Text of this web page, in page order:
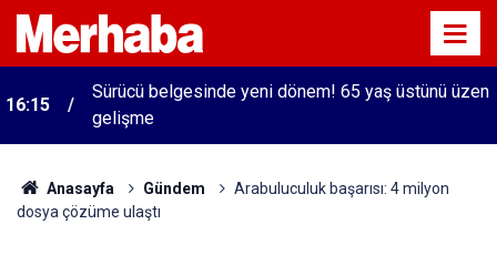
16:15
Sürücü belgesinde yeni dönem! 65 yaş üstünü üzen
gelişme
Anasayfa Gündem
Arabuluculuk başarısı: 4 milyon
dosya çözüme ulaştı